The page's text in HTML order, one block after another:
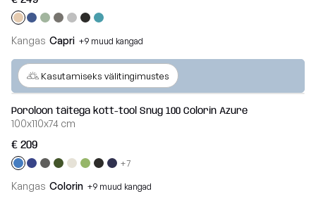
Kangas Capri +9 muud kangad
Veel
Kasutamiseks välitingimustes
Poroloon täitega kott-tool Snug 100 Colorin Azure
100x110x74 cm
€ 209
+7
Kangas Colorin +9 muud kangad